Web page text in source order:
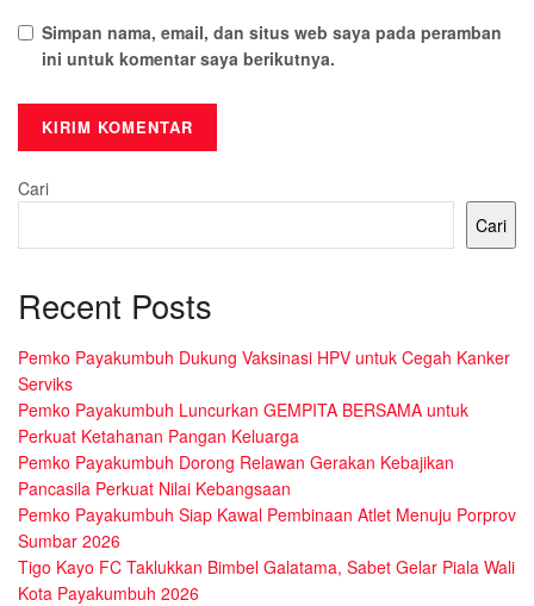
Simpan nama, email, dan situs web saya pada peramban
ini untuk komentar saya berikutnya.
Cari
Cari
Recent Posts
Pemko Payakumbuh Dukung Vaksinasi HPV untuk Cegah Kanker
Serviks
Pemko Payakumbuh Luncurkan GEMPITA BERSAMA untuk
Perkuat Ketahanan Pangan Keluarga
Pemko Payakumbuh Dorong Relawan Gerakan Kebajikan
Pancasila Perkuat Nilai Kebangsaan
Pemko Payakumbuh Siap Kawal Pembinaan Atlet Menuju Porprov
Sumbar 2026
Tigo Kayo FC Taklukkan Bimbel Galatama, Sabet Gelar Piala Wali
Kota Payakumbuh 2026